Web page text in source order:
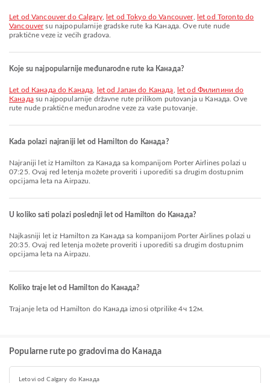
let od Vancouver do Calgary, let od Tokyo do Vancouver,
let od Toronto do
Vancouversu najpopularnije gradske rute ka Канада. Ove rute nude
praktične veze iz većih gradova.
Koje su najpopularnije međunarodne rute ka Канада?
let od Канада do Канада let od Јапан do Канада
let od Филипини do
Канадаsu najpopularnije državne rute prilikom putovanja u Канада. Ove
rute nude praktične međunarodne veze za vaše putovanje.
Kada polazi najraniji let od Hamilton do Канада?
Najraniji let iz Hamilton za Канада sa kompanijom Porter Airlines polazi u
07:25. Ovaj red letenja možete proveriti i uporediti sa drugim dostupnim
opcijama leta na Airpazu.
U koliko sati polazi poslednji let od Hamilton do Канада?
Najkasniji let iz Hamilton za Канада sa kompanijom Porter Airlines polazi u
20:35. Ovaj red letenja možete proveriti i uporediti sa drugim dostupnim
opcijama leta na Airpazu.
Koliko traje let od Hamilton do Канада?
Trajanje leta od Hamilton do Канада iznosi otprilike 4ч 12м.
Popularne rute po gradovima do Канада
Letovi od Calgary do Канада